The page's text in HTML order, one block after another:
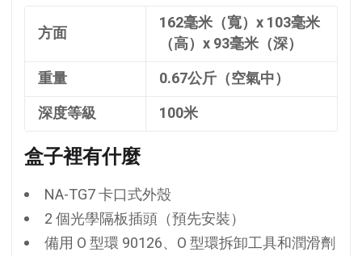
方面
162毫米（寬）x 103毫米
（高）x 93毫米（深）
重量
0.67公斤（空氣中）
深度等級
100米
盒子裡有什麼
NA-TG7 卡口式外殼
2 個光學隔板插頭（預先安裝）
備用 O 型環 90126、O 型環拆卸工具和潤滑劑